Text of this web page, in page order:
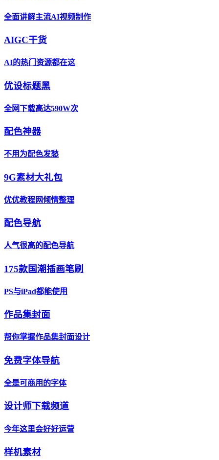
全面讲解主流AI视频制作
AIGC干货
AI的热门资源都在这
优设标题黑
全网下载高达590W次
配色神器
不用为配色发愁
9G素材大礼包
优优教程网倾情整理
配色导航
人气很高的配色导航
175款国潮插画笔刷
PS与iPad都能使用
作品集封面
帮你掌握作品集封面设计
免费字体导航
全是可商用的字体
设计师下载频道
今年这里会好好运营
样机素材